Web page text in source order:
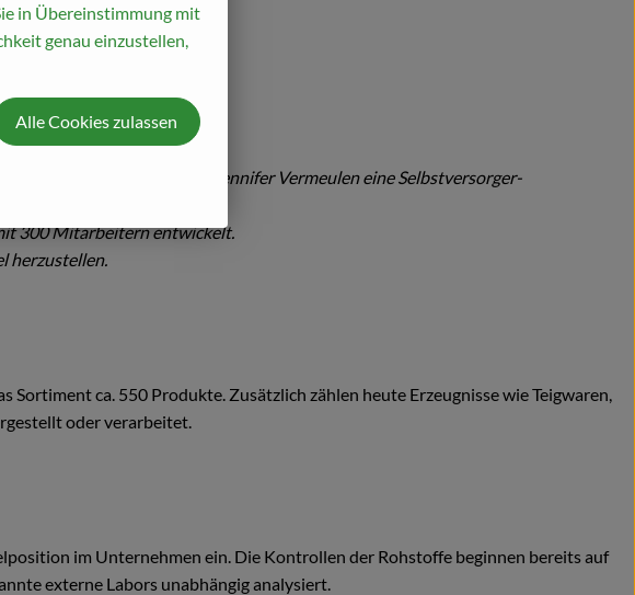
Joseph Wilhelm und Jennifer Vermeulen eine Selbstversorger-
300 Mitarbeitern entwickelt.
herzustellen.
ca. 550 Produkte. Zusätzlich zählen heute Erzeugnisse wie Teigwaren,
oder verarbeitet.
im Unternehmen ein. Die Kontrollen der Rohstoffe beginnen bereits auf
externe Labors unabhängig analysiert.
in Übereinstimmung mit
genau einzustellen,
Alle Cookies zulassen